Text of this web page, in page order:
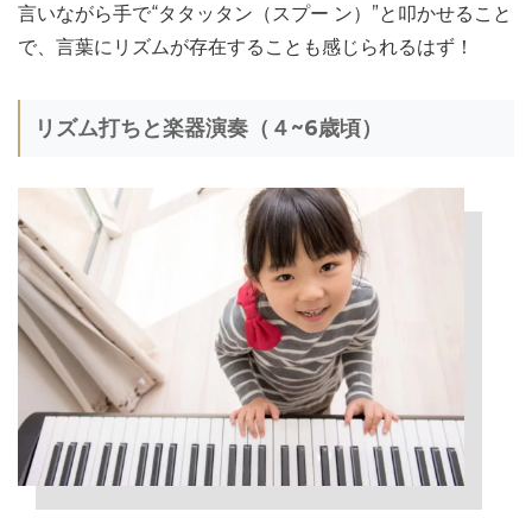
言いながら手で“タタッタン（スプー ン）”と叩かせること
で、言葉にリズムが存在することも感じられるはず！
リズム打ちと楽器演奏（４~6歳頃）